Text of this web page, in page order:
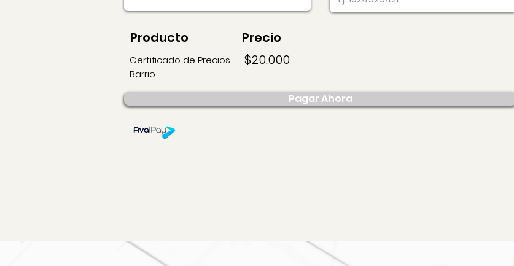
Producto
Certificado de Precios
Barrio
Precio
$20.000
Pagar Ahora